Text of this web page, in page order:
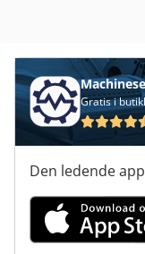
Gratis i
Den ledende